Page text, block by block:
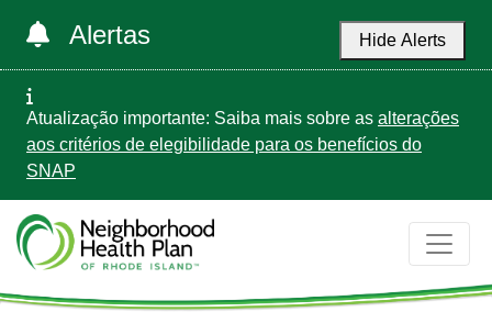
Alertas Hide Alerts
Atualização importante: Saiba mais sobre as alterações
aos critérios de elegibilidade para os benefícios do
SNAP